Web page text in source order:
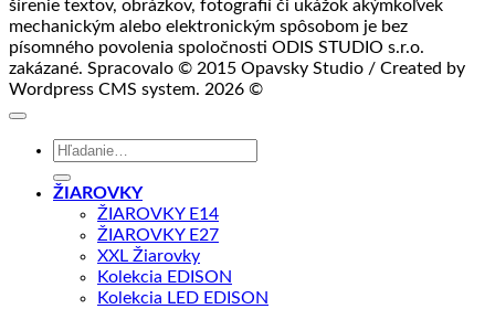
šírenie textov, obrázkov, fotografií či ukážok akýmkoľvek
mechanickým alebo elektronickým spôsobom je bez
písomného povolenia spoločnosti ODIS STUDIO s.r.o.
zakázané. Spracovalo © 2015 Opavsky Studio / Created by
Wordpress CMS system. 2026 ©
Hľadať:
ŽIAROVKY
ŽIAROVKY E14
ŽIAROVKY E27
XXL Žiarovky
Kolekcia EDISON
Kolekcia LED EDISON